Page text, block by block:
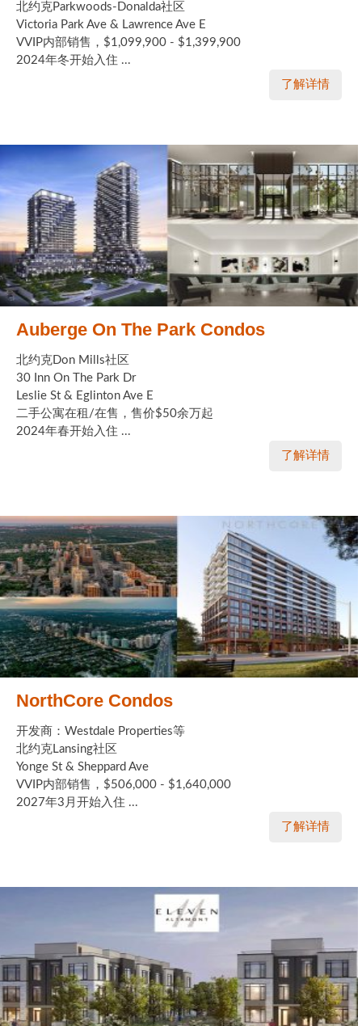
北约克Parkwoods-Donalda社区
Victoria Park Ave & Lawrence Ave E
VVIP内部销售，$1,099,900 - $1,399,900
2024年冬开始入住 ...
了解详情
Auberge On The Park Condos
北约克Don Mills社区
30 Inn On The Park Dr
Leslie St & Eglinton Ave E
二手公寓在租/在售，售价$50余万起
2024年春开始入住 ...
了解详情
NorthCore Condos
开发商：Westdale Properties等
北约克Lansing社区
Yonge St & Sheppard Ave
VVIP内部销售，$506,000 - $1,640,000
2027年3月开始入住 ...
了解详情